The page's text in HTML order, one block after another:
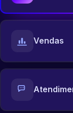
Vendas